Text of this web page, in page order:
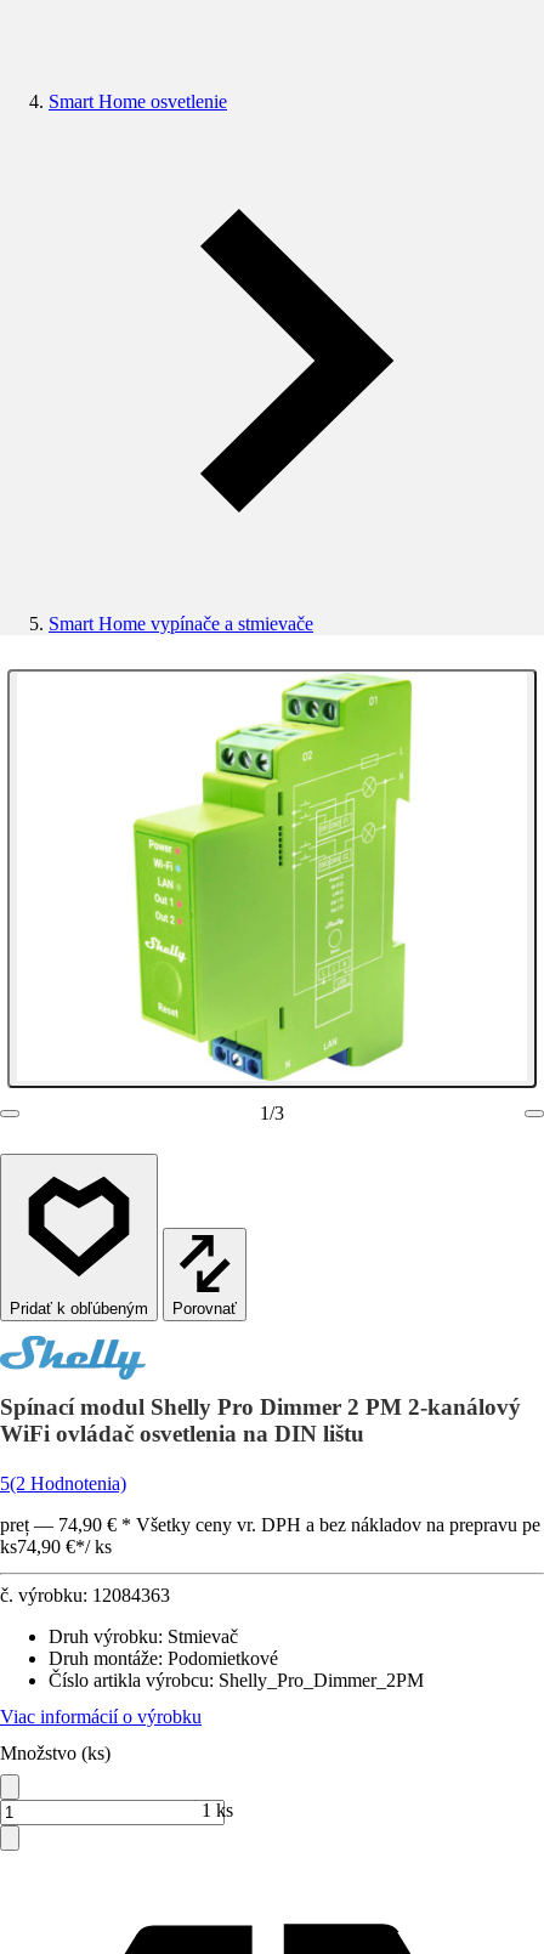
Smart Home osvetlenie
Smart Home vypínače a stmievače
1/3
Porovnať
Spínací modul Shelly Pro Dimmer 2 PM 2-kanálový
WiFi ovládač osvetlenia na DIN lištu
5(2 Hodnotenia)
preț — 74,90 € * Všetky ceny vr. DPH a bez nákladov na prepravu pe
ks74,90 €*/ ks
č. výrobku: 12084363
Druh výrobku: Stmievač
Druh montáže: Podomietkové
Číslo artikla výrobcu: Shelly_Pro_Dimmer_2PM
Viac informácií o výrobku
Množstvo (ks)
1 ks